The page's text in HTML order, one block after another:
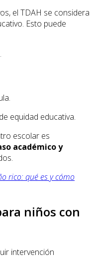
el TDAH se considera
Esto puede
equidad educativa.
escolar es
académico y
rico: qué es y cómo
niños con
intervención